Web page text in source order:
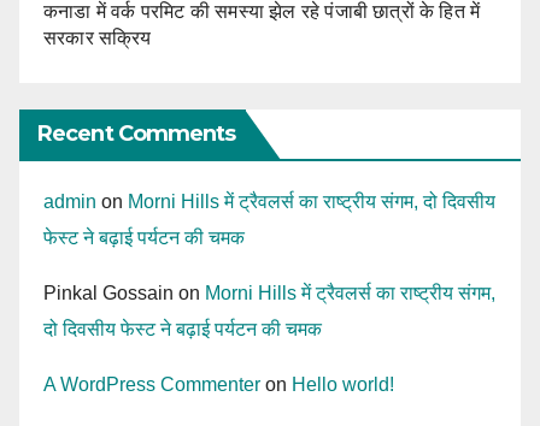
कनाडा में वर्क परमिट की समस्या झेल रहे पंजाबी छात्रों के हित में
सरकार सक्रिय
Recent Comments
admin on Morni Hills में ट्रैवलर्स का राष्ट्रीय संगम, दो दिवसीय
फेस्ट ने बढ़ाई पर्यटन की चमक
Pinkal Gossain on Morni Hills में ट्रैवलर्स का राष्ट्रीय संगम,
दो दिवसीय फेस्ट ने बढ़ाई पर्यटन की चमक
A WordPress Commenter on Hello world!